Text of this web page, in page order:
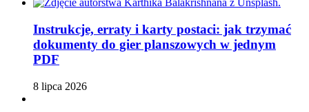
Instrukcje, erraty i karty postaci: jak trzymać
dokumenty do gier planszowych w jednym
PDF
8 lipca 2026